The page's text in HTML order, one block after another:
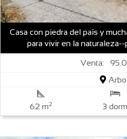
Casa con piedra del país y
para vivir en la naturaleza--
Venta:
Arbo
62 m2 3 dorm